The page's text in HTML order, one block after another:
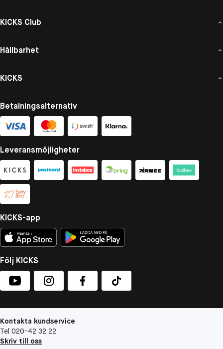
KICKS Club
Hållbarhet
KICKS
Betalningsalternativ
Leveransmöjligheter
KICKS-app
Följ KICKS
Kontakta kundservice
Tel 020-42 32 22
Skriv till oss